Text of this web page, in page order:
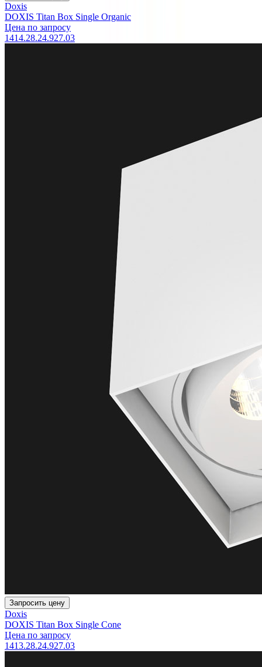
Doxis
DOXIS Titan Box Single Organic
Цена по запросу
1414.28.24.927.03
Запросить цену
Doxis
DOXIS Titan Box Single Cone
Цена по запросу
1413.28.24.927.03